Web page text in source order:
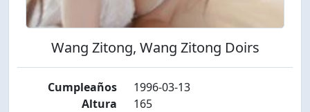
Wang Zitong, Wang Zitong Doirs
Cumpleaños
1996-03-13
Altura
165